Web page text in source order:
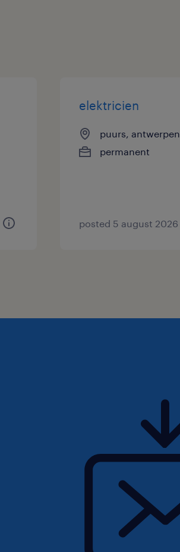
elektricien
puurs, antwerpen
permanent
posted 5 august 2026